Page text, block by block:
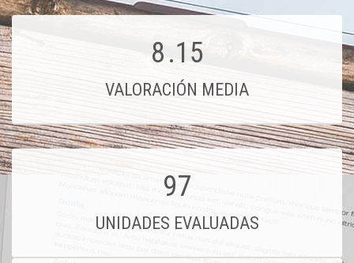
8.15
VALORACIÓN MEDIA
97
UNIDADES EVALUADAS